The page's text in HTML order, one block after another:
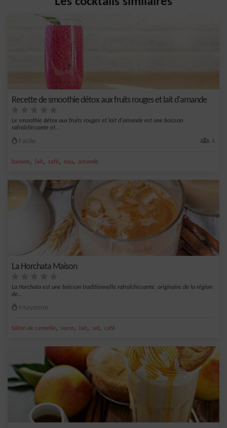
Recette de smoothie détox aux fruits rouges et lait d'amande
Le smoothie détox aux fruits rouges et lait d'amande est une boisson
rafraîchissante et...
Facile 4
banane, lait, café, eau, amande
La Horchata Maison
La Horchata est une boisson traditionnelle rafraîchissante, originaire de la région
de...
Moyenne
bâton de cannelle, sucre, lait, sel , café